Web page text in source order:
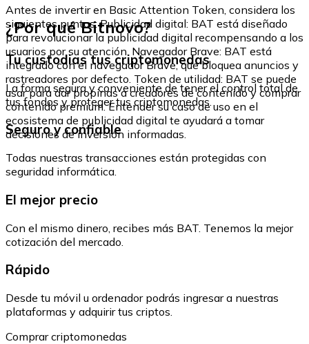
Antes de invertir en Basic Attention Token, considera los
siguientes puntos: Publicidad digital: BAT está diseñado
para revolucionar la publicidad digital recompensando a los
usuarios por su atención. Navegador Brave: BAT está
integrado con el navegador Brave, que bloquea anuncios y
rastreadores por defecto. Token de utilidad: BAT se puede
usar para dar propinas a creadores de contenido y comprar
contenido premium. Entender su caso de uso en el
ecosistema de publicidad digital te ayudará a tomar
decisiones de inversión informadas.
¿Por qué Bitnovo?
Tu custodias tus criptomonedas
La forma segura y conveniente de tener el control total de
tus fondos y proteger tus criptomonedas.
Seguro y confiable
Todas nuestras transacciones están protegidas con
seguridad informática.
El mejor precio
Con el mismo dinero, recibes más BAT. Tenemos la mejor
cotización del mercado.
Rápido
Desde tu móvil u ordenador podrás ingresar a nuestras
plataformas y adquirir tus criptos.
Comprar criptomonedas